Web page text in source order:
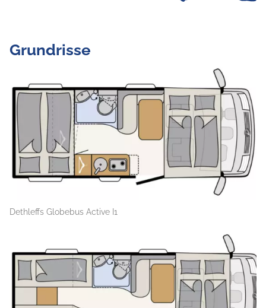
Grundrisse
Dethleffs Globebus Active I1